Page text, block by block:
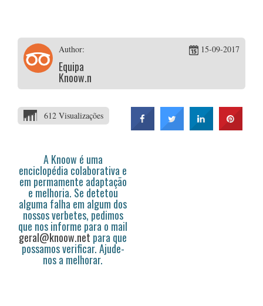
Author:
Equipa
Knoow.net
15-09-2017
612 Visualizações
A Knoow é uma
enciclopédia colaborativa e
em permamente adaptação
e melhoria. Se detetou
alguma falha em algum dos
nossos verbetes, pedimos
que nos informe para o mail
geral@knoow.net para que
possamos verificar. Ajude-
nos a melhorar.